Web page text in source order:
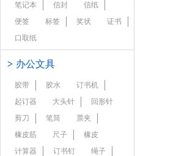
笔记本 信封
信纸
便签
标签 奖状
证书
口取纸
> 办公文具
胶带 胶水
订书机
起订器
大头针
回形针
剪刀
笔筒
票夹
橡皮筋
尺子
橡皮
计算器
订书钉
绳子